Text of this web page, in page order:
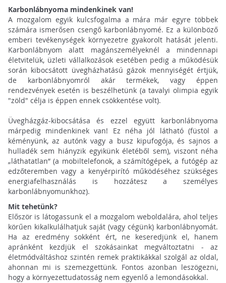
Karbonlábnyoma mindenkinek van!
A mozgalom egyik kulcsfogalma a mára már egyre többek
számára ismerősen csengő karbonlábnyomé. Ez a különböző
emberi tevékenységek környezetre gyakorolt hatását jelenti.
Karbonlábnyom alatt magánszemélyeknél a mindennapi
életvitelük, üzleti vállalkozások esetében pedig a működésük
során kibocsátott üvegházhatású gázok mennyiségét értjük,
de karbonlábnyomról akár termékek, vagy éppen
rendezvények esetén is beszélhetünk (a tavalyi olimpia egyik
"zöld" célja is éppen ennek csökkentése volt).
Üvegházgáz-kibocsátása és ezzel együtt karbonlábnyoma
márpedig mindenkinek van! Ez néha jól látható (füstöl a
kéményünk, az autónk vagy a busz kipufogója, és sajnos a
hulladék sem hiányzik egyikünk életéből sem), viszont néha
„láthatatlan” (a mobiltelefonok, a számítógépek, a futógép az
edzőteremben vagy a kenyérpirító működéséhez szükséges
energiafelhasználás is hozzátesz a személyes
karbonlábnyomunkhoz).
Mit tehetünk?
Először is látogassunk el a mozgalom weboldalára, ahol teljes
körűen kikalkulálhatjuk saját (vagy cégünk) karbonlábnyomát.
Ha az eredmény sokként ért, ne keseredjünk el, hanem
apránként kezdjük el szokásainkat megváltoztatni - az
életmódváltáshoz szintén remek praktikákkal szolgál az oldal,
ahonnan mi is szemezgettünk. Fontos azonban leszögezni,
hogy a környezettudatosság nem egyenlő a lemondásokkal.